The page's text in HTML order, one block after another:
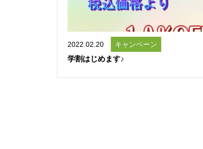
2022.02.20 キャンペーン
学割はじめます♪